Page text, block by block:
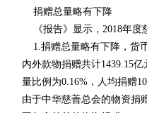
捐赠总量略有下降
《报告》显示，2018年度
1.捐赠总量略有下降，货
内外款物捐赠共计1439.15
量比例为0.16%，人均捐赠
由于中华慈善总会的物资捐